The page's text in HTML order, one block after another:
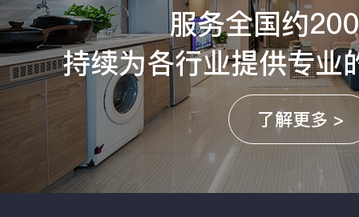
服务全国约
持续为各行业提供专业
了解更多 >